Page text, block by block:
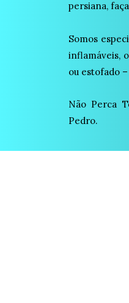
persiana,
Somos
inflamáveis,
ou estofado
Não Perca
Pedro.